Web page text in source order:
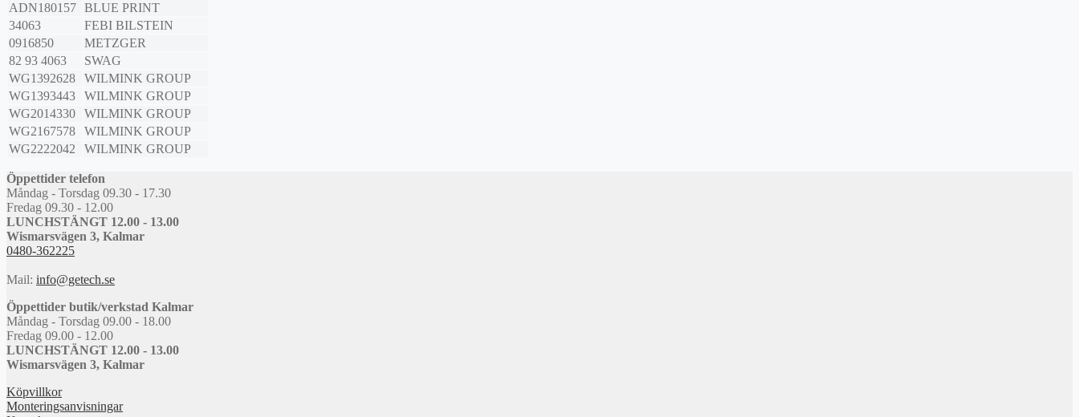
ADN180157 BLUE PRINT
34063
FEBI BILSTEIN
0916850
METZGER
82 93 4063
SWAG
WG1392628
WILMINK GROUP
WG1393443
WILMINK GROUP
WG2014330
WILMINK GROUP
WG2167578
WILMINK GROUP
WG2222042
WILMINK GROUP
Öppettider telefon
Måndag - Torsdag 09.30 - 17.30
Fredag 09.30 - 12.00
LUNCHSTÄNGT 12.00 - 13.00
Wismarsvägen 3, Kalmar
0480-362225
Mail: info@getech.se
Öppettider butik/verkstad Kalmar
Måndag - Torsdag 09.00 - 18.00
Fredag 09.00 - 12.00
LUNCHSTÄNGT 12.00 - 13.00
Wismarsvägen 3, Kalmar
Köpvillkor
Monteringsanvisningar